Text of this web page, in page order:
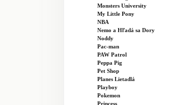
Monsters University
My Little Pony
NBA
Nemo a Hľadá sa Dory
Noddy
Pac-man
PAW Patrol
Peppa Pig
Pet Shop
Planes Lietadlá
Playboy
Pokemon
Princess